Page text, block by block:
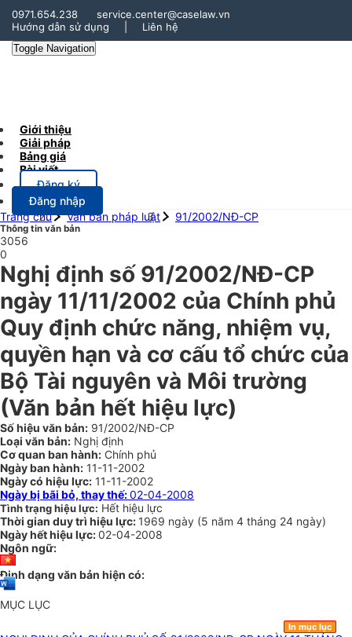
0971.654.238
service.center@caselaw.vn
Hướng dẫn sử dụng
Liên hệ
Toggle Navigation
Giới thiệu
Giải pháp
Bảng giá
Bài viết
Đăng ký
Đăng nhập
Trang chủ
Văn bản pháp luật 91/2002/NĐ-CP
Thông tin văn bản
3056
0
Nghị định số 91/2002/NĐ-CP
ngày 11/11/2002 của Chính phủ
Quy định chức năng, nhiệm vụ,
quyền hạn và cơ cấu tổ chức của
Bộ Tài nguyên và Môi trường
(Văn bản hết hiệu lực)
Số hiệu văn bản: 91/2002/NĐ-CP
Loại văn bản: Nghị định
Cơ quan ban hành: Chính phủ
Ngày ban hành: 11-11-2002
Ngày có hiệu lực: 11-11-2002
Ngày bị bãi bỏ, thay thế:02-04-2008
Tình trạng hiệu lực: Hết hiệu lực
Thời gian duy trì hiệu lực: 1969 ngày (5 năm 4 tháng 24 ngày)
Ngày hết hiệu lực:02-04-2008
Ngôn ngữ:
Định dạng văn bản hiện có:
MỤC LỤC
In mục lục